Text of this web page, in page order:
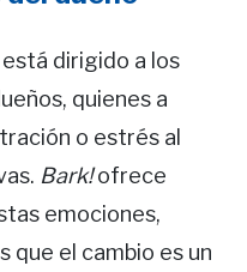
dirigido a los
quienes a
o estrés al
Bark!ofrece
emociones,
que el cambio es un